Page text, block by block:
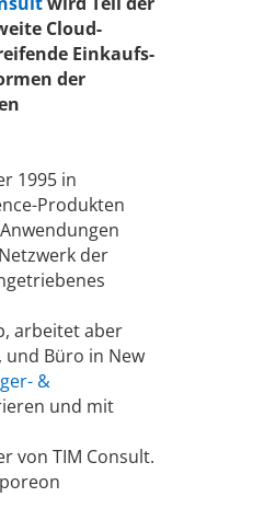
Cloud-
Einkaufs-
der
1995 in
Produkten
der
arbeitet aber
Büro in New
&
und mit
von TIM Consult.